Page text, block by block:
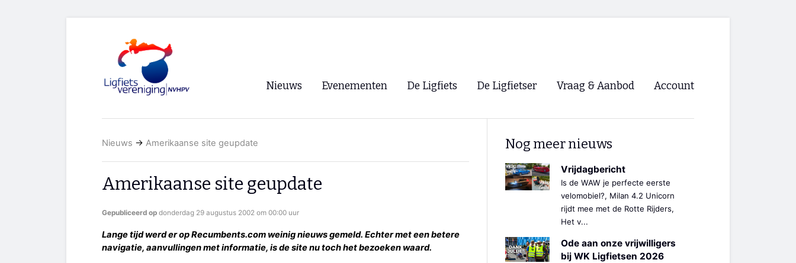
Nieuws Evenementen
WK Ligfietsen 2026
Oliebollentocht
De Ligfiets De Ligfietser
Ligfietsvereninging NVHPV
Lokale Fietsverenigingen
Forum ligfietsers.nl 🡺
Vraag & Aanbod Account
Nieuws → Amerikaanse site geupdate
Amerikaanse site geupdate
Gepubliceerd op donderdag 29 augustus 2002 om 00:00 uur
Lange tijd werd er op Recumbents.com weinig nieuws gemeld. Echter met een betere
navigatie, aanvullingen met informatie, is de site nu toch het bezoeken waard.
Nog meer nieuws
Vrijdagbericht
Is de WAW je perfecte eerste
velomobiel?, Milan 4.2 Unicorn
rijdt mee met de Rotte Rijders,
Het v...
Ode aan onze vrijwilligers
bij WK Ligfietsen 2026